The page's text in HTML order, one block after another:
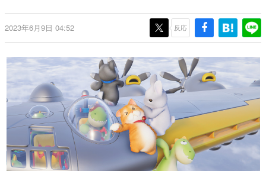
これからのデジタルゲーム市場を担う若きクリエイター達
の姿を追い、彼らのルーツと情熱を探っていきます。
ゲームに多大な影響を受けた作家さんに取材し、ゲームが
日本のコンテンツ産業やカルチャーに与えた影響を探る企
画です。
日本モバイルゲーム産業史
日本のモバイルゲーム史における主要なトピック・タイト
ルを網羅するほか、開発者へのインタビューや識者による
解説を掲載。約20年の歴史が一望できる決定版！
若ゲのいたり〜ゲームクリエイターの青春〜
『うつヌケ』『ペンと箸』等で知られるマンガ家・田中圭
一先生によるゲーム業界レポートマンガです。
2023年6月9日 04:52 反応